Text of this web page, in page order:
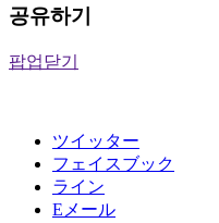
공유하기
팝업닫기
ツイッター
フェイスブック
ライン
Eメール